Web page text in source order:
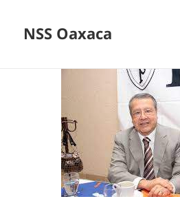
NSS Oaxaca